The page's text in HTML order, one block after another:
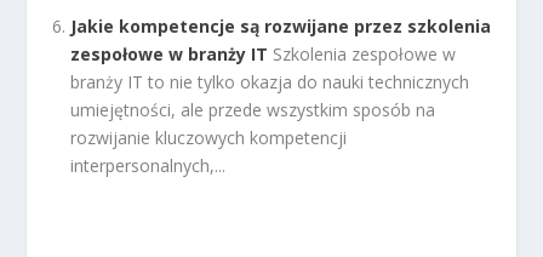
Jakie kompetencje są rozwijane przez szkolenia
zespołowe w branży IT Szkolenia zespołowe w
branży IT to nie tylko okazja do nauki technicznych
umiejętności, ale przede wszystkim sposób na
rozwijanie kluczowych kompetencji
interpersonalnych,...